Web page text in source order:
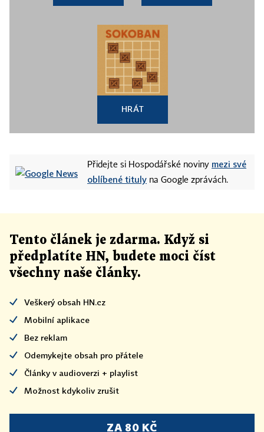
HRÁT
Přidejte si Hospodářské noviny mezi své
oblíbené tituly na Google zprávách.
Tento článek je zdarma. Když si
předplatíte HN, budete moci číst
všechny naše články.
Veškerý obsah HN.cz
Mobilní aplikace
Bez reklam
Odemykejte obsah pro přátele
Články v audioverzi + playlist
Možnost kdykoliv zrušit
ZA 80 KČ